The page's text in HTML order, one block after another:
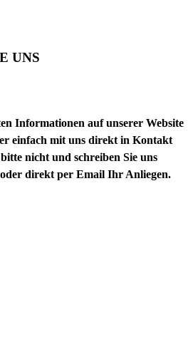
UNS
Informationen auf unserer Website
einfach mit uns direkt in Kontakt
nicht und schreiben Sie uns
direkt per Email Ihr Anliegen.